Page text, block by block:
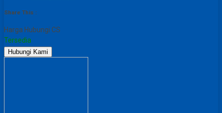
Share This :
Harga Hubungi CS
Tersedia
Hubungi Kami